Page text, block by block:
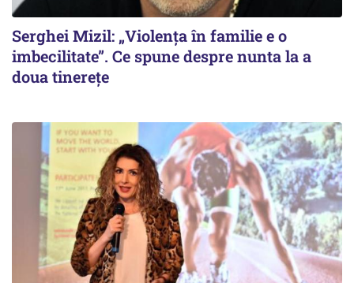
Serghei Mizil: „Violența în familie e o
imbecilitate”. Ce spune despre nunta la a
doua tinerețe